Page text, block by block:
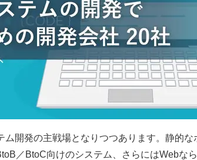
ム開発の主戦場となりつつあります。静的
／BtoC向けのシステム、さらにはWebな